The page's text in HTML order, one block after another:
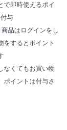
で即時使えるポイ
与
品はログインをし
をするとポイント
なくてもお買い物
ポイントは付与さ